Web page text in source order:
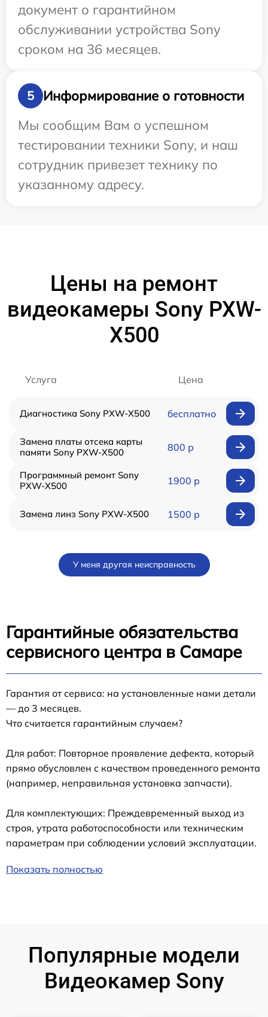
документ о гарантийном
обслуживании устройства Sony
сроком на 36 месяцев.
5
Информирование о готовности
Мы сообщим Вам о успешном
тестировании техники Sony, и наш
сотрудник привезет технику по
указанному адресу.
Цены на ремонт
видеокамеры Sony PXW-
X500
Услуга Цена
Диагностика Sony PXW-X500 бесплатно
Замена платы отсека карты
памяти Sony PXW-X500
800 р
Программный ремонт Sony
PXW-X500
1900 р
Замена линз Sony PXW-X500 1500 р
У меня другая неисправность
Гарантийные обязательства
сервисного центра в Самаре
Гарантия от сервиса: на установленные нами детали
— до 3 месяцев.
Что считается гарантийным случаем?
Для работ: Повторное проявление дефекта, который
прямо обусловлен с качеством проведенного ремонта
(например, неправильная установка запчасти).
Для комплектующих: Преждевременный выход из
строя, утрата работоспособности или техническим
параметрам при соблюдении условий эксплуатации.
Показать полностью
Популярные модели
Видеокамер Sony